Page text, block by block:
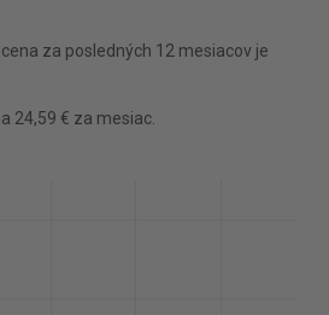
za posledných 12 mesiacov je
24,59 € za mesiac.